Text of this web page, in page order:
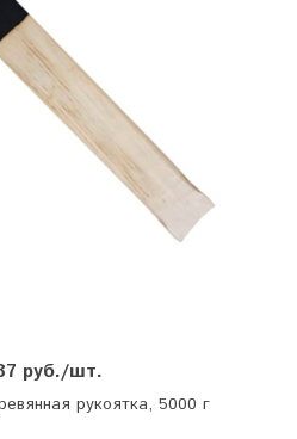
руб./шт.
рукоятка, 5000 г